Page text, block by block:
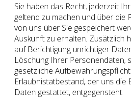
Sie haben das Recht, jederzeit
geltend zu machen und über die
von uns über Sie gespeichert
Auskunft zu erhalten. Zusätzlich
auf Berichtigung unrichtiger
Löschung Ihrer Personendaten,
gesetzliche
Erlaubnistatbestand, der uns die
Daten gestattet, entgegensteht.